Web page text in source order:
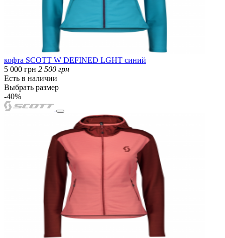
кофта SCOTT W DEFINED LGHT синий
5 000 грн 2 500 грн
Есть в наличии
Выбрать размер
-40%